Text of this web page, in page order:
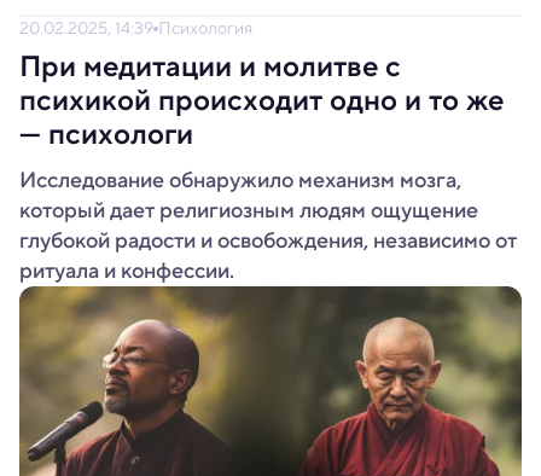
20.02.2025, 14:39 Психология
При медитации и молитве с
психикой происходит одно и то же
— психологи
Исследование обнаружило механизм мозга,
который дает религиозным людям ощущение
глубокой радости и освобождения, независимо от
ритуала и конфессии.